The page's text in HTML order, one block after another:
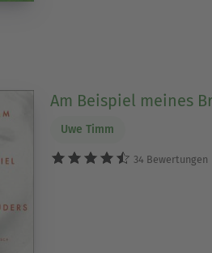
Am Beispiel meines
Uwe Timm
34 Bewertungen